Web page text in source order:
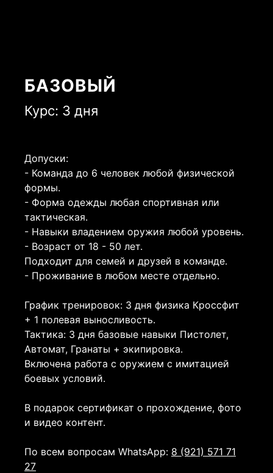
БАЗОВЫЙ
Курс: 3 дня
Допуски:
- Команда до 6 человек любой физической
формы.
- Форма одежды любая спортивная или
тактическая.
- Навыки владением оружия любой уровень.
- Возраст от 18 - 50 лет.
Подходит для семей и друзей в команде.
- Проживание в любом месте отдельно.
График тренировок: 3 дня физика Кроссфит
+ 1 полевая выносливость.
Тактика: 3 дня базовые навыки Пистолет,
Автомат, Гранаты + экипировка.
Включена работа с оружием с имитацией
боевых условий.
В подарок сертификат о прохождение, фото
и видео контент.
По всем вопросам WhatsApp: 8 (921) 571 71
27